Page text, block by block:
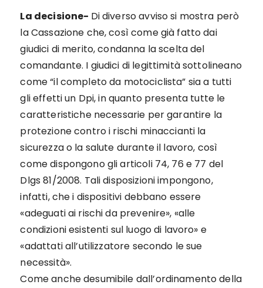
La decisione- Di diverso avviso si mostra però
la Cassazione che, così come già fatto dai
giudici di merito, condanna la scelta del
comandante. I giudici di legittimità sottolineano
come “il completo da motociclista” sia a tutti
gli effetti un Dpi, in quanto presenta tutte le
caratteristiche necessarie per garantire la
protezione contro i rischi minaccianti la
sicurezza o la salute durante il lavoro, così
come dispongono gli articoli 74, 76 e 77 del
Dlgs 81/2008. Tali disposizioni impongono,
infatti, che i dispositivi debbano essere
«adeguati ai rischi da prevenire», «alle
condizioni esistenti sul luogo di lavoro» e
«adattati all’utilizzatore secondo le sue
necessità».
Come anche desumibile dall’ordinamento della